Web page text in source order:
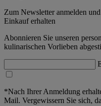
Zum Newsletter anmelden
Einkauf erhalten
Abonnieren Sie unseren
kulinarischen Vorlieben
*Nach Ihrer Anmeldung
Mail. Vergewissern Sie sich,